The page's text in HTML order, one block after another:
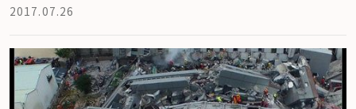
2017.07.26